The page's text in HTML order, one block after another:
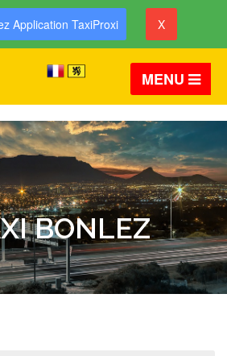
Application TaxiProxi X
MENU
BONLEZ